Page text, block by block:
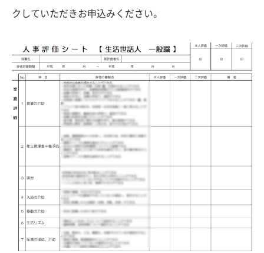
クしていただきお申込みください。